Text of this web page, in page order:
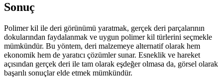
Sonuç
Polimer kil ile deri görünümü yaratmak, gerçek deri parçalarının
dokularından faydalanmak ve uygun polimer kil türlerini seçmekle
mümkündür. Bu yöntem, deri malzemeye alternatif olarak hem
ekonomik hem de yaratıcı çözümler sunar. Esneklik ve hareket
açısından gerçek deri ile tam olarak eşdeğer olmasa da, görsel olarak
başarılı sonuçlar elde etmek mümkündür.